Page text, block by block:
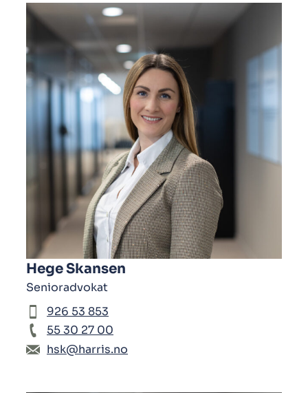
Hege Skansen
Senioradvokat
926 53 853
55 30 27 00
hsk@harris.no